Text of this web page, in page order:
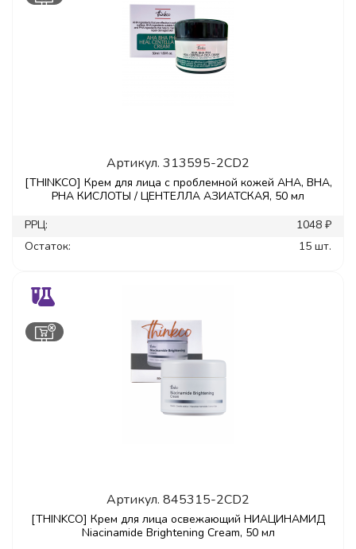
Артикул. 313595-2CD2
[THINKCO] Крем для лица с проблемной кожей AHA, BHA,
PHA КИСЛОТЫ / ЦЕНТЕЛЛА АЗИАТСКАЯ, 50 мл
РРЦ:
1048 ₽
Остаток:
15 шт.
Артикул. 845315-2CD2
[THINKCO] Крем для лица освежающий НИАЦИНАМИД
Niacinamide Brightening Cream, 50 мл